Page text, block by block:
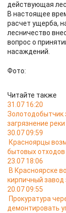
действующая
В настоящее
расчет ущерба,
лесничество
вопрос о
насаждений.
Фото:
Читайте также
31.07 16:20
Золотодобытчик
загрязнение
30.07 09:59
Красноярцы
бытовых отходов
23.07 18:06
В Красноярске
кирпичный
20.07 09:55
Прокуратура
демонтировать